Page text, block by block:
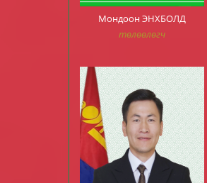
Мондоон ЭНХБОЛД
төлөөлөгч